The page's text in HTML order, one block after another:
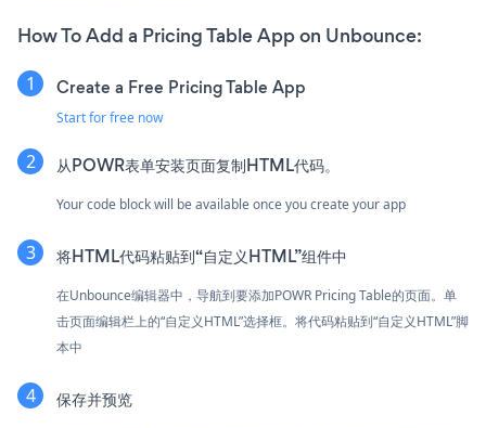
How To Add a Pricing Table App on Unbounce:
Create a Free Pricing Table App
Start for free now
从POWR表单安装页面复制HTML代码。
Your code block will be available once you create your app
将HTML代码粘贴到“自定义HTML”组件中
在Unbounce编辑器中，导航到要添加POWR Pricing Table的页面。单
击页面编辑栏上的“自定义HTML”选择框。将代码粘贴到“自定义HTML”脚
本中
保存并预览